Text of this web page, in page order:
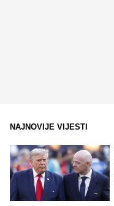
NAJNOVIJE VIJESTI